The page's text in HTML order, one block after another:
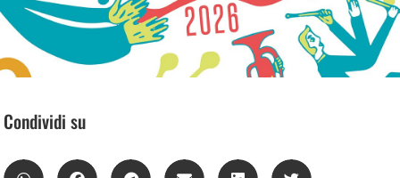
Condividi su